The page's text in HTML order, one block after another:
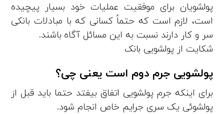
پولشویان برای موفقیت عملیات خود بسیار پیچیده
است، لازم است که حتماً کسانی که با مبادلات بانکی
سر و کار دارند نسبت به این مسائل آگاه باشند.
شکایت از پولشویی بانک
پولشویی جرم دوم است یعنی چی؟
برای اینکه جرم پولشویی اتفاق بیفتد حتما باید قبل از
پولشوئی یک سری جرایم خاص انجام شود.